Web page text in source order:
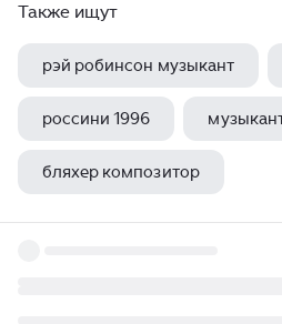
Также ищут
рэй робинсон музыкант
россини 1996
бляхер композитор